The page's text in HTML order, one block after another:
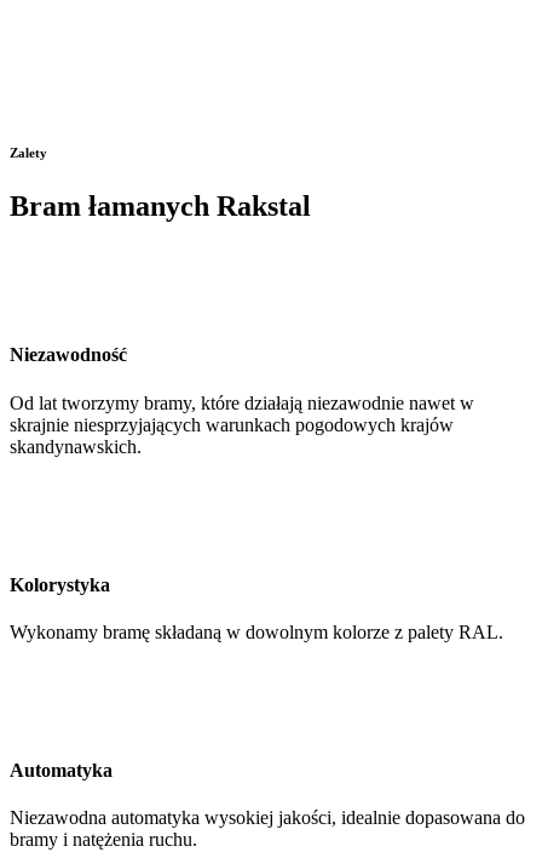
Zalety
Bram łamanych Rakstal
Niezawodność
Od lat tworzymy bramy, które działają niezawodnie nawet w
skrajnie niesprzyjających warunkach pogodowych krajów
skandynawskich.
Kolorystyka
Wykonamy bramę składaną w dowolnym kolorze z palety RAL.
Automatyka
Niezawodna automatyka wysokiej jakości, idealnie dopasowana do
bramy i natężenia ruchu.